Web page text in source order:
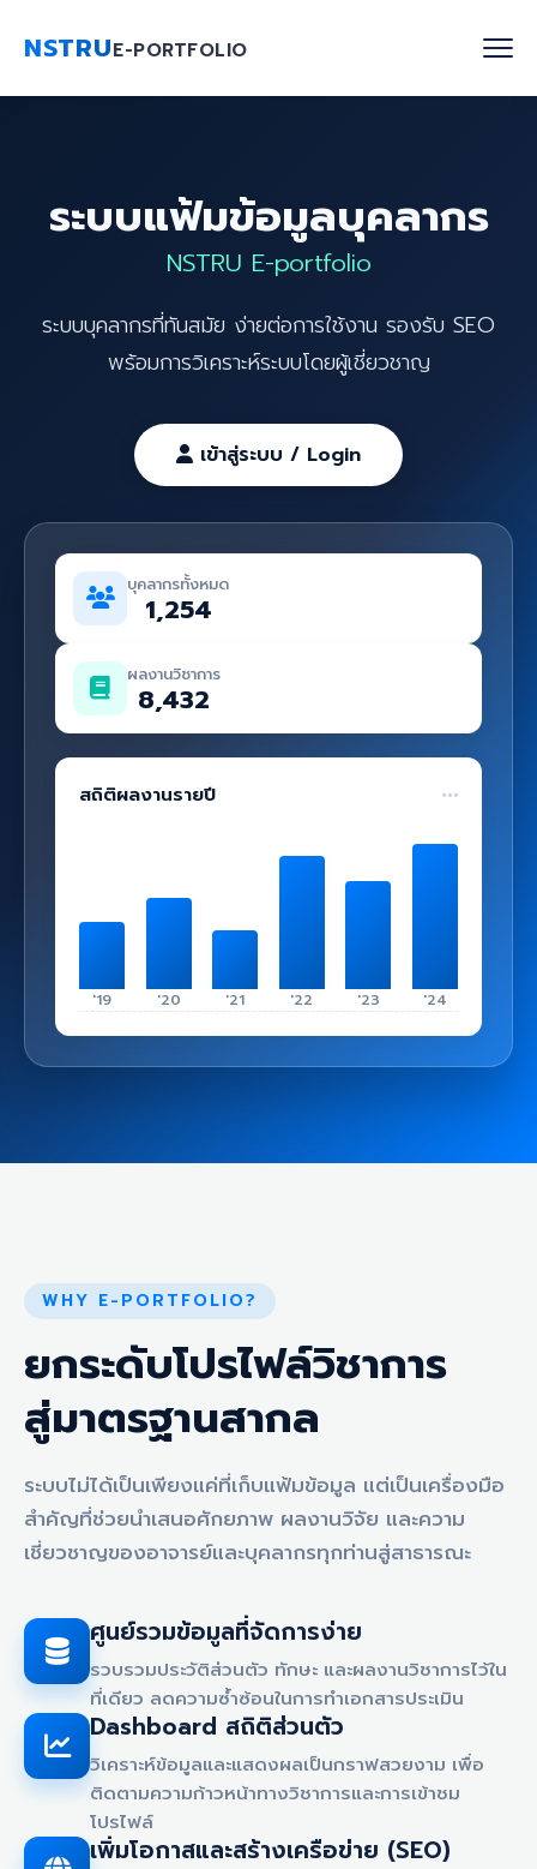
NSTRUE-PORTFOLIO
ค้นหาบุคลากร
งานวิจัย
เกี่ยวกับเรา
ติดต่อเรา
ระบบแฟ้มข้อมูลบุคลากร
NSTRU E-portfolio
ระบบบุคลากรที่ทันสมัย ง่ายต่อการใช้งาน รองรับ SEO
พร้อมการวิเคราะห์ระบบโดยผู้เชี่ยวชาญ
เข้าสู่ระบบ / Login
บุคลากรทั้งหมด
1,254
ผลงานวิชาการ
8,432
สถิติผลงานรายปี
'19 '20 '21 '22 '23 '24
WHY E-PORTFOLIO?
ยกระดับโปรไฟล์วิชาการ
สู่มาตรฐานสากล
ระบบไม่ได้เป็นเพียงแค่ที่เก็บแฟ้มข้อมูล แต่เป็นเครื่องมือ
สำคัญที่ช่วยนำเสนอศักยภาพ ผลงานวิจัย และความ
เชี่ยวชาญของอาจารย์และบุคลากรทุกท่านสู่สาธารณะ
ศูนย์รวมข้อมูลที่จัดการง่าย
รวบรวมประวัติส่วนตัว ทักษะ และผลงานวิชาการไว้ใน
ที่เดียว ลดความซ้ำซ้อนในการทำเอกสารประเมิน
Dashboard สถิติส่วนตัว
วิเคราะห์ข้อมูลและแสดงผลเป็นกราฟสวยงาม เพื่อ
ติดตามความก้าวหน้าทางวิชาการและการเข้าชม
โปรไฟล์
เพิ่มโอกาสและสร้างเครือข่าย (SEO)